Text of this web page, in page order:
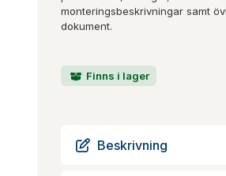
monteringsbeskrivningar samt
dokument.
Finns i lager
Beskrivning